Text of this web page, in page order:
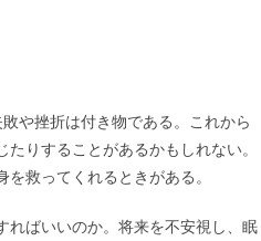
や挫折は付き物である。これから
りすることがあるかもしれない。
救ってくれるときがある。
ればいいのか。将来を不安視し、眠